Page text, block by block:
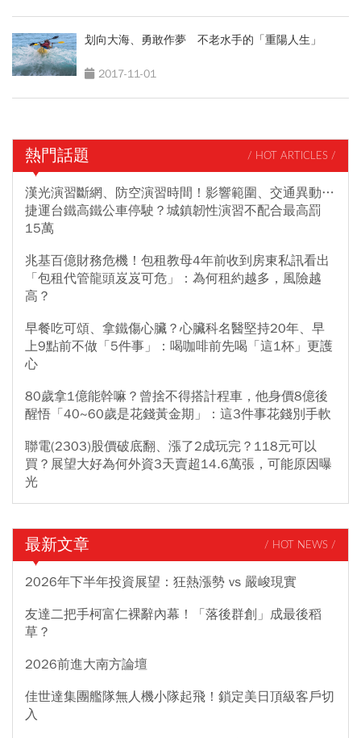
划向大海、勇敢作夢 不老水手的「重陽人生」
2017-11-01
熱門話題 / HOT ARTICLES /
漢光演習斷網、防空演習時間！影響範圍、交通異動…
捷運台鐵高鐵公車停駛？城鎮韌性演習不配合最高罰
15萬
兆基百億財務危機！包租教母4年前收到房東私訊看出
「包租代管龍頭岌岌可危」：為何租約越多，風險越
高？
早餐吃可頌、拿鐵傷心臟？心臟科名醫堅持20年、早
上9點前不做「5件事」：喝咖啡前先喝「這1杯」更護
心
80歲拿1億能幹嘛？曾捨不得搭計程車，他身價8億後
醒悟「40~60歲是花錢黃金期」：這3件事花錢別手軟
聯電(2303)股價破底翻、漲了2成玩完？118元可以
買？展望大好為何外資3天賣超14.6萬張，可能原因曝
光
最新文章 / HOT NEWS /
2026年下半年投資展望：狂熱漲勢 vs 嚴峻現實
友達二把手柯富仁裸辭內幕！「落後群創」成最後稻
草？
2026前進大南方論壇
佳世達集團艦隊無人機小隊起飛！鎖定美日頂級客戶切
入